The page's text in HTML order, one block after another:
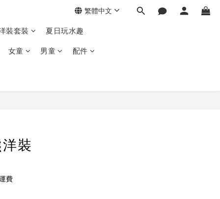
裝套裝 夏日玩水趣
女童 男童 配件
繁體中文
裝
費